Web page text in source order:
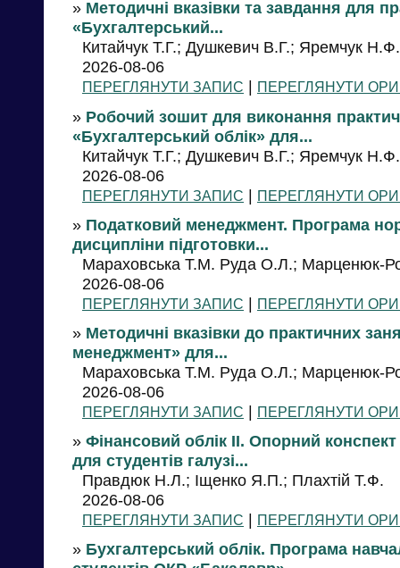
» Методичні вказівки та завдання для
«Бухгалтерський...
Китайчук Т.Г.; Душкевич В.Г.; Яремчук Н.Ф.
2026-08-06
ПЕРЕГЛЯНУТИ ЗАПИС | ПЕРЕГЛЯНУТИ
» Робочий зошит для виконання
«Бухгалтерський облік» для...
Китайчук Т.Г.; Душкевич В.Г.; Яремчук Н.Ф.
2026-08-06
ПЕРЕГЛЯНУТИ ЗАПИС | ПЕРЕГЛЯНУТИ
» Податковий менеджмент. Програма
дисципліни підготовки...
Мараховська Т.М. Руда О.Л.; Марценюк-
2026-08-06
ПЕРЕГЛЯНУТИ ЗАПИС | ПЕРЕГЛЯНУТИ
» Методичні вказівки до практичних
менеджмент» для...
Мараховська Т.М. Руда О.Л.; Марценюк-
2026-08-06
ПЕРЕГЛЯНУТИ ЗАПИС | ПЕРЕГЛЯНУТИ
» Фінансовий облік ІІ. Опорний
для студентів галузі...
Правдюк Н.Л.; Іщенко Я.П.; Плахтій Т.Ф.
2026-08-06
ПЕРЕГЛЯНУТИ ЗАПИС | ПЕРЕГЛЯНУТИ
» Бухгалтерський облік. Програма